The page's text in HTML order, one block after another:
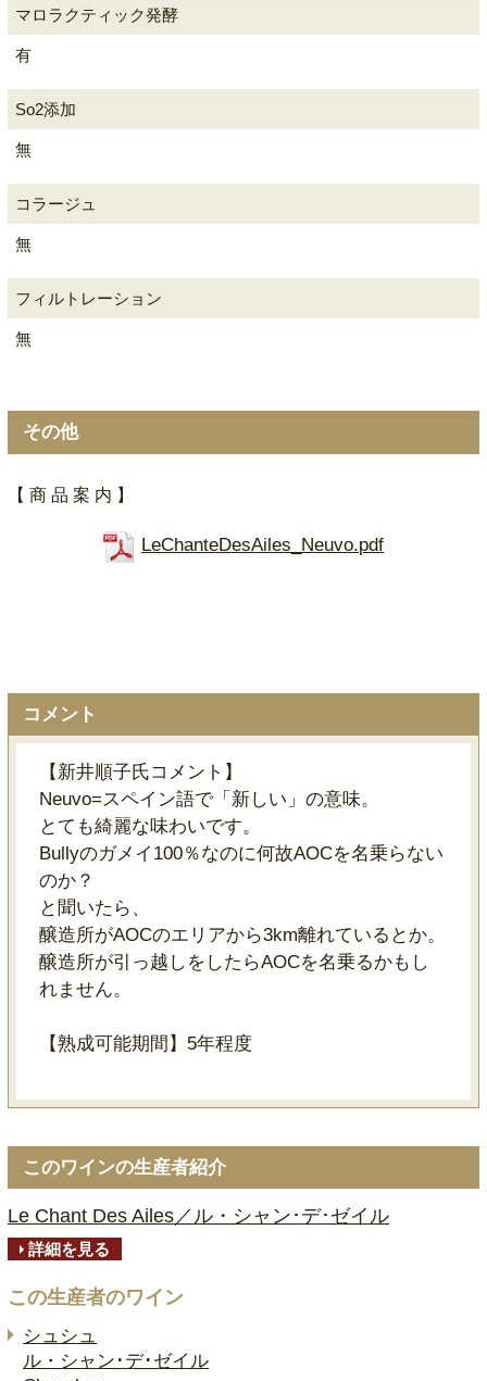
マロラクティック発酵
有
So2添加
無
コラージュ
無
フィルトレーション
無
その他
【 商 品 案 内 】
LeChanteDesAiles_Neuvo.pdf
コメント
【新井順子氏コメント】
Neuvo=スペイン語で「新しい」の意味。
とても綺麗な味わいです。
Bullyのガメイ100％なのに何故AOCを名乗らない
のか？
と聞いたら、
醸造所がAOCのエリアから3km離れているとか。
醸造所が引っ越しをしたらAOCを名乗るかもし
れません。
【熟成可能期間】5年程度
このワインの生産者紹介
Le Chant Des Ailes／ル・シャン･デ･ゼイル
詳細を見る
この生産者のワイン
シュシュ
ル・シャン･デ･ゼイル